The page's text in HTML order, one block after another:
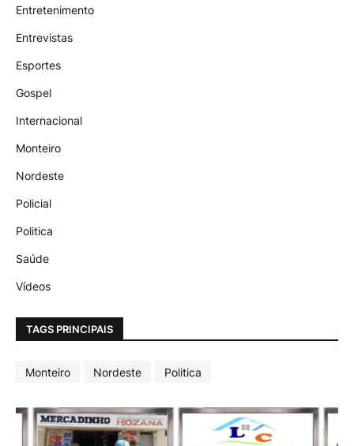
Entretenimento
Entrevistas
Esportes
Gospel
Internacional
Monteiro
Nordeste
Policial
Politica
Saúde
Vídeos
TAGS PRINCIPAIS
Monteiro Nordeste Politica